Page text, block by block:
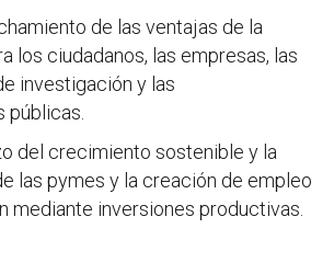
de las ventajas de la
los ciudadanos, las empresas, las
investigación y las
públicas.
del crecimiento sostenible y la
las pymes y la creación de empleo
mediante inversiones productivas.